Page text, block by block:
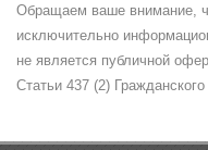
Обращаем ваше внимание,
исключительно
не является публичной
Статьи 437 (2)